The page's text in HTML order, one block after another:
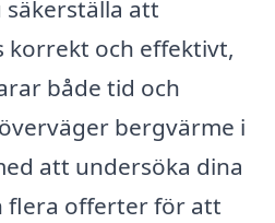
att
korrekt och effektivt,
både tid och
bergvärme i
att undersöka dina
flera offerter för att